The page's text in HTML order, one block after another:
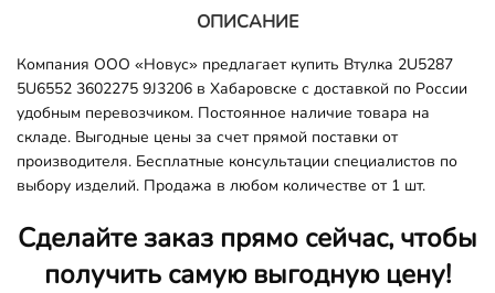
ОПИСАНИЕ
Компания ООО «Новус» предлагает купить Втулка 2U5287
5U6552 3602275 9J3206 в Хабаровске с доставкой по России
удобным перевозчиком. Постоянное наличие товара на
складе. Выгодные цены за счет прямой поставки от
производителя. Бесплатные консультации специалистов по
выбору изделий. Продажа в любом количестве от 1 шт.
Сделайте заказ прямо сейчас, чтобы
получить самую выгодную цену!